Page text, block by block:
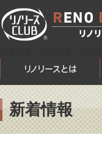
新着情報